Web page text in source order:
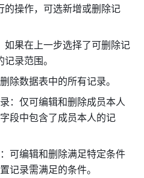
操作，可选新增或删除记
果在上一步选择了可删除记
录范围。
除数据表中的所有记录。
：仅可编辑和删除成员本人
段中包含了成员本人的记
可编辑和删除满足特定条件
记录需满足的条件。